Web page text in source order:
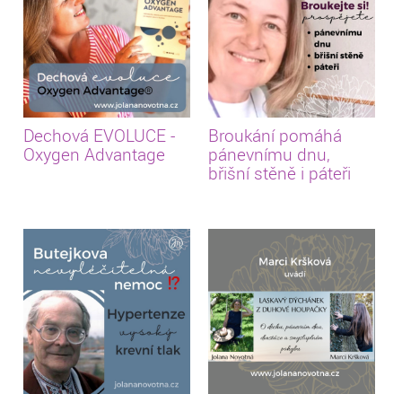
Dechová EVOLUCE -
Oxygen Advantage
Broukání pomáhá
pánevnímu dnu,
břišní stěně i páteři